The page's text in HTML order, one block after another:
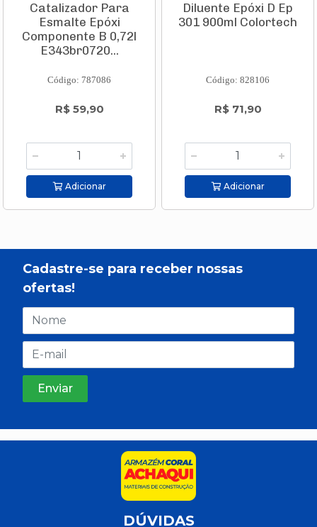
Catalizador Para
Esmalte Epóxi
Componente B 0,72l
E343br0720...
Código: 787086
R$ 59,90
Adicionar
Diluente Epóxi D Ep
301 900ml Colortech
Código: 828106
R$ 71,90
Adicionar
Cadastre-se para receber nossas
ofertas!
DÚVIDAS